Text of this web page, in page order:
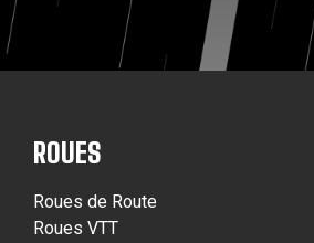
ROUES
Roues de Route
Roues VTT